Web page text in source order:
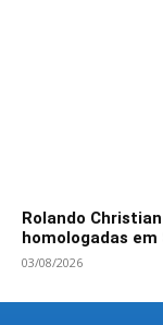
Rolando
homologadas em
03/08/2026